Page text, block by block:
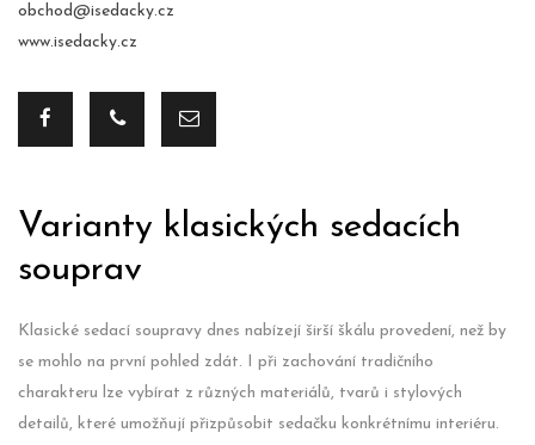
obchod@isedacky.cz
www.isedacky.cz
Varianty klasických sedacích
souprav
Klasické sedací soupravy dnes nabízejí širší škálu provedení, než by
se mohlo na první pohled zdát. I při zachování tradičního
charakteru lze vybírat z různých materiálů, tvarů i stylových
detailů, které umožňují přizpůsobit sedačku konkrétnímu interiéru.